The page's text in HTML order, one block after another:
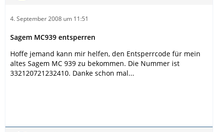
4. September 2008 um 11:51
Sagem MC939 entsperren
Hoffe jemand kann mir helfen, den Entsperrcode für mein
altes Sagem MC 939 zu bekommen. Die Nummer ist
332120721232410. Danke schon mal...